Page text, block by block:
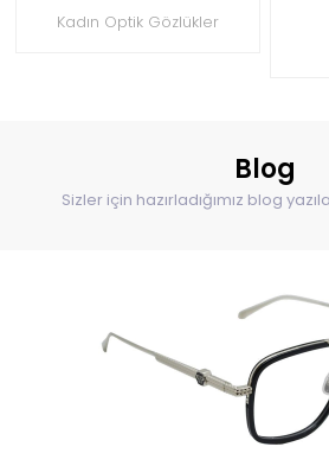
Kadın Optik Gözlükler
Blog
Sizler için hazırladığımız blog